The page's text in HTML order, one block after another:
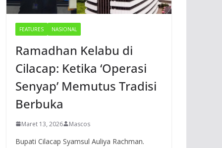
FEATURES NASIONAL
Ramadhan Kelabu di
Cilacap: Ketika ‘Operasi
Senyap’ Memutus Tradisi
Berbuka
Maret 13, 2026 Mascos
Bupati Cilacap Syamsul Auliya Rachman.